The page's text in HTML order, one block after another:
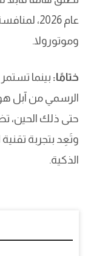
عام
وموتورولا.
ختامًا: بينما
الرسمي من آبل
حتى ذلك الحين،
وتَعِد بتجربة
الذكية.